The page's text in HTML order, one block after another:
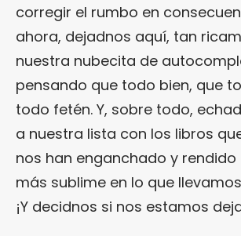
corregir el rumbo en
ahora, dejadnos aquí, tan
nuestra nubecita de
pensando que todo bien, que
todo fetén. Y, sobre todo,
a nuestra lista con los libros
nos han enganchado y
más sublime en lo que
¡Y decidnos si nos estamos